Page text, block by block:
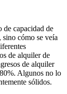
capacidad de
cómo se veía
de alquiler de
de alquiler
Algunos no lo
sólidos.